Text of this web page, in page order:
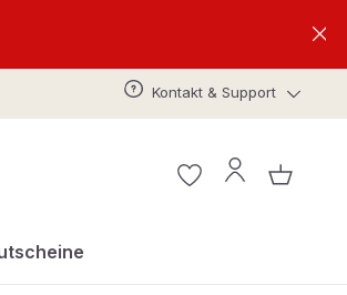
Kontakt & Support